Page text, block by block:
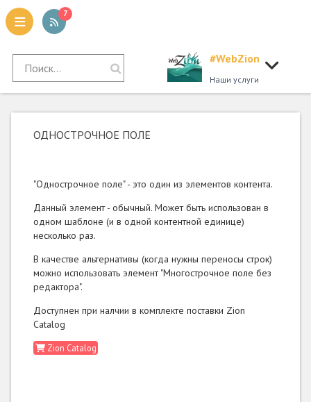
7
#WebZion
Наши услуги
ОДНОСТРОЧНОЕ ПОЛЕ
"Однострочное поле" - это один из элементов контента.
Данный элемент - обычный. Может быть использован в
одном шаблоне (и в одной контентной единице)
несколько раз.
В качестве альтернативы (когда нужны переносы строк)
можно использовать элемент "Многострочное поле без
редактора".
Доступнен при налчии в комплекте поставки Zion
Catalog
Zion Catalog